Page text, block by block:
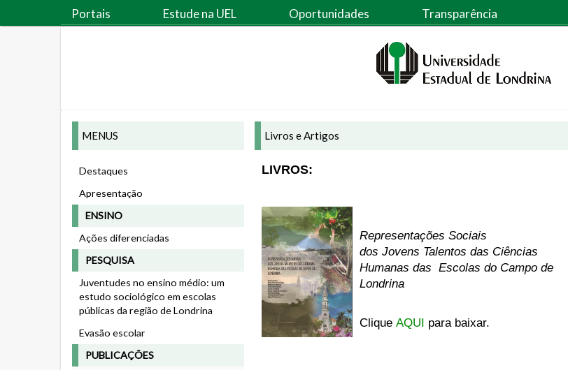
Portais Estude na UEL Oportunidades Transparência
MENUS
Destaques
Apresentação
ENSINO
Ações diferenciadas
PESQUISA
Juventudes no ensino médio: um
estudo sociológico em escolas
públicas da região de Londrina
Evasão escolar
PUBLICAÇÕES
Livros e Artigos
LIVROS:
Representações Sociais
dos Jovens Talentos das Ciências
Humanas das Escolas do Campo de
Londrina
CliqueAQUI para baixar.